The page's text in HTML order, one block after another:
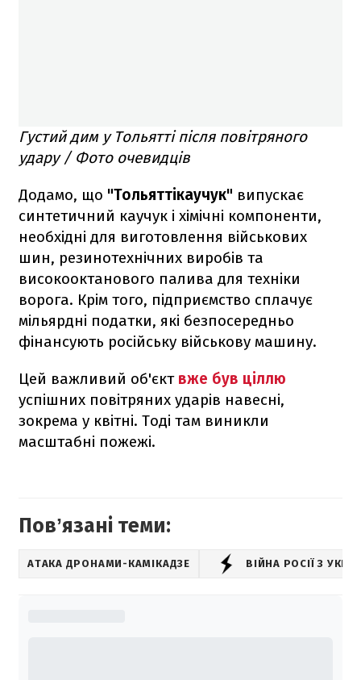
Густий дим у Тольятті після повітряного
удару / Фото очевидців
Додамо, що "Тольяттікаучук" випускає
синтетичний каучук і хімічні компоненти,
необхідні для виготовлення військових
шин, резинотехнічних виробів та
високооктанового палива для техніки
ворога. Крім того, підприємство сплачує
мільярдні податки, які безпосередньо
фінансують російську військову машину.
Цей важливий об'єкт вже був ціллю
успішних повітряних ударів навесні,
зокрема у квітні. Тоді там виникли
масштабні пожежі.
Повʼязані теми:
АТАКА ДРОНАМИ-КАМІКАДЗЕ ВІЙНА РОСІЇ З